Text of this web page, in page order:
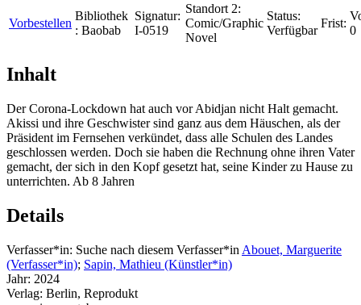
Vorbestellen
Bibliothek
: Baobab
Signatur:
I-0519
Standort 2:
Comic/Graphic
Novel
Status:
Verfügbar
Frist:
0
Inhalt
Der Corona-Lockdown hat auch vor Abidjan nicht Halt gemacht.
Akissi und ihre Geschwister sind ganz aus dem Häuschen, als der
Präsident im Fernsehen verkündet, dass alle Schulen des Landes
geschlossen werden. Doch sie haben die Rechnung ohne ihren Vater
gemacht, der sich in den Kopf gesetzt hat, seine Kinder zu Hause zu
unterrichten. Ab 8 Jahren
Details
Verfasser*in: Suche nach diesem Verfasser*in Abouet, Marguerite
(Verfasser*in); Sapin, Mathieu (Künstler*in)
Jahr: 2024
Verlag: Berlin, Reprodukt